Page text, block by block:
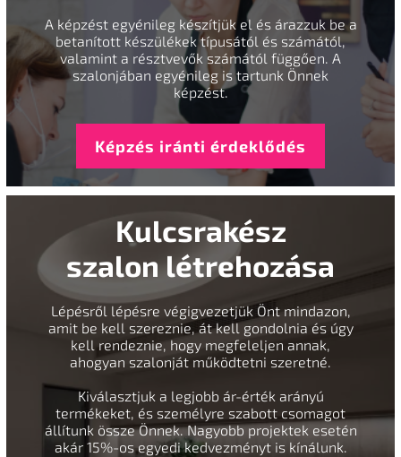
A képzést egyénileg készítjük el és árazzuk be a
betanított készülékek típusától és számától,
valamint a résztvevők számától függően. A
szalonjában egyénileg is tartunk Önnek
képzést.
Képzés iránti érdeklődés
Kulcsrakész
szalon létrehozása
Lépésről lépésre végigvezetjük Önt mindazon,
amit be kell szereznie, át kell gondolnia és úgy
kell rendeznie, hogy megfeleljen annak,
ahogyan szalonját működtetni szeretné.
Kiválasztjuk a legjobb ár-érték arányú
termékeket, és személyre szabott csomagot
állítunk össze Önnek. Nagyobb projektek esetén
akár 15%-os egyedi kedvezményt is kínálunk.